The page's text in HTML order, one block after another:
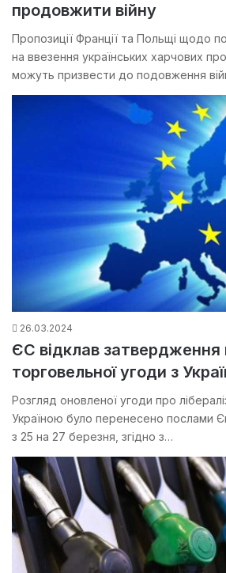
продовжити війну
Пропозиції Франції та Польщі щодо
на ввезення українських харчових
можуть призвести до подовження
26.03.2024
ЄС відклав
торговельної угоди з
Розгляд оновленої угоди про
Україною було перенесено послами
з 25 на 27 березня, згідно з…